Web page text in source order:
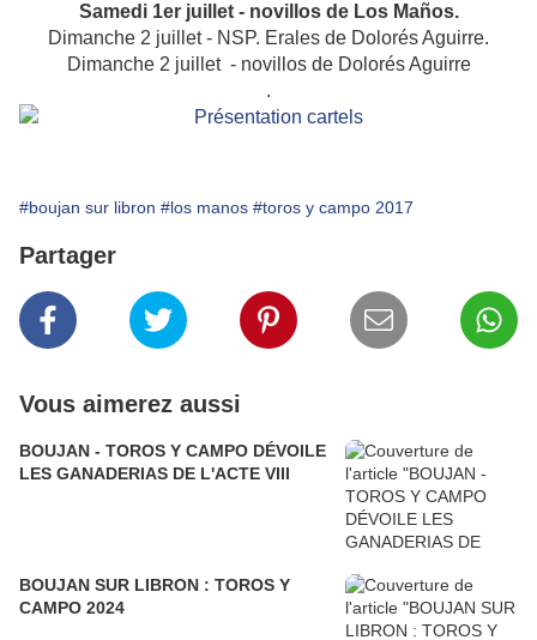
Samedi 1er juillet - novillos de Los Maños.
Dimanche 2 juillet - NSP. Erales de Dolorés Aguirre.
Dimanche 2 juillet - novillos de Dolorés Aguirre
.
#boujan sur libron #los manos #toros y campo 2017
Partager
Vous aimerez aussi
BOUJAN - TOROS Y CAMPO DÉVOILE
LES GANADERIAS DE L'ACTE VIII
BOUJAN SUR LIBRON : TOROS Y
CAMPO 2024